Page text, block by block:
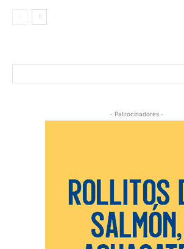
- Patrocinadores -